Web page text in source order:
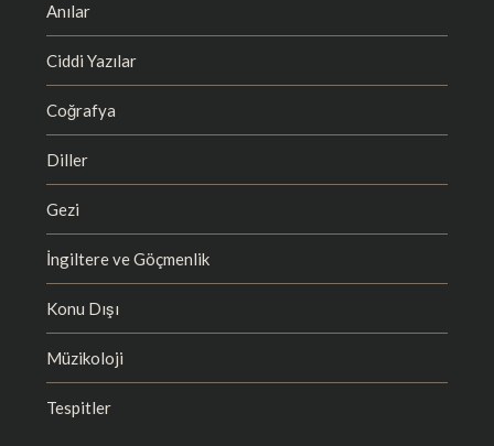
Anılar
Ciddi Yazılar
Coğrafya
Diller
Gezi
İngiltere ve Göçmenlik
Konu Dışı
Müzikoloji
Tespitler